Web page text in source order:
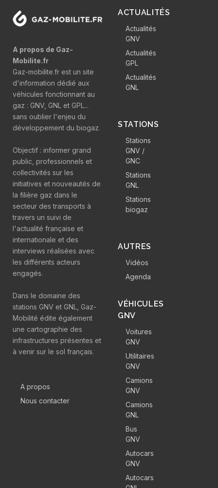
A propos de Gaz-
Mobilite.fr
Gaz-mobilite.fr est un site
d'information dédié aux
véhicules fonctionnant au
gaz : GNV, GNL et GPL...
sans oublier l'enjeu du
développement du biogaz.
Objectif : informer grand
public, professionnels et
collectivités sur les
initiatives et nouveautés de
la filière gaz dans le
secteur des transports à
travers un suivi de
l'actualité française et
internationale et des
interviews réalisées avec
les différents acteurs
engagés.
Dans le domaine des
stations GNV et GNL, Gaz-
Mobilité édite également
une cartographie des
infrastructures présentes et
à venir sur le sol français.
A propos
Nous contacter
ACTUALITÉS
Actualités
GNV
Actualités
GPL
Actualités
GNL
STATIONS
Stations
GNV /
GNC
Stations
GNL
Stations
biogaz
AUTRES
Vidéos
Agenda
VÉHICULES
GNV
Voitures
GNV
Utilitaires
GNV
Camions
GNV
Camions
GNL
Bus
GNV
Autocars
GNV
Autocars